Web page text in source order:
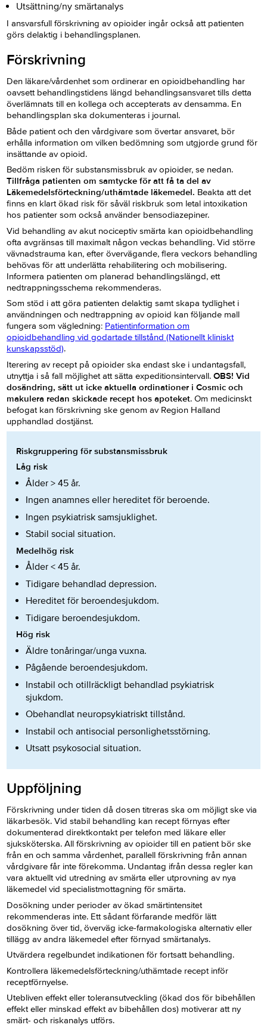
Utsättning/ny smärtanalys
I ansvarsfull förskrivning av opioider ingår också att patienten
görs delaktig i behandlingsplanen.
Förskrivning
Den läkare/vårdenhet som ordinerar en opioidbehandling har
oavsett behandlingstidens längd behandlingsansvaret tills detta
överlämnats till en kollega och accepterats av densamma. En
behandlingsplan ska dokumenteras i journal.
Både patient och den vårdgivare som övertar ansvaret, bör
erhålla information om vilken bedömning som utgjorde grund för
insättande av opioid.
Bedöm risken för substansmissbruk av opioider, se nedan.
Tillfråga patienten om samtycke för att få ta del av
Läkemedelsförteckning/uthämtade läkemedel. Beakta att det
finns en klart ökad risk för såväl riskbruk som letal intoxikation
hos patienter som också använder bensodiazepiner.
Vid behandling av akut nociceptiv smärta kan opioidbehandling
ofta avgränsas till maximalt någon veckas behandling. Vid större
vävnadstrauma kan, efter övervägande, flera veckors behandling
behövas för att underlätta rehabilitering och mobilisering.
Informera patienten om planerad behandlingslängd, ett
nedtrappningsschema rekommenderas.
Som stöd i att göra patienten delaktig samt skapa tydlighet i
användningen och nedtrappning av opioid kan följande mall
fungera som vägledning: Patientinformation om
opioidbehandling vid godartade tillstånd (Nationellt kliniskt
kunskapsstöd).
Iterering av recept på opioider ska endast ske i undantagsfall,
utnyttja i så fall möjlighet att sätta expeditionsintervall.OBS! Vid
dosändring, sätt ut icke aktuella ordinationer i Cosmic och
makulera redan skickade recept hos apoteket. Om medicinskt
befogat kan förskrivning ske genom av Region Halland
upphandlad dostjänst.
Riskgruppering för substansmissbruk
Låg risk
Ålder > 45 år.
Ingen anamnes eller hereditet för beroende.
Ingen psykiatrisk samsjuklighet.
Stabil social situation.
Medelhög risk
Ålder < 45 år.
Tidigare behandlad depression.
Hereditet för beroendesjukdom.
Tidigare beroendesjukdom.
Hög risk
Äldre tonåringar/unga vuxna.
Pågående beroendesjukdom.
Instabil och otillräckligt behandlad psykiatrisk
sjukdom.
Obehandlat neuropsykiatriskt tillstånd.
Instabil och antisocial personlighetsstörning.
Utsatt psykosocial situation.
Uppföljning
Förskrivning under tiden då dosen titreras ska om möjligt ske via
läkarbesök. Vid stabil behandling kan recept förnyas efter
dokumenterad direktkontakt per telefon med läkare eller
sjuksköterska. All förskrivning av opioider till en patient bör ske
från en och samma vårdenhet, parallell förskrivning från annan
vårdgivare får inte förekomma. Undantag ifrån dessa regler kan
vara aktuellt vid utredning av smärta eller utprovning av nya
läkemedel vid specialistmottagning för smärta.
Dosökning under perioder av ökad smärtintensitet
rekommenderas inte. Ett sådant förfarande medför lätt
dosökning över tid, överväg icke-farmakologiska alternativ eller
tillägg av andra läkemedel efter förnyad smärtanalys.
Utvärdera regelbundet indikationen för fortsatt behandling.
Kontrollera läkemedelsförteckning/uthämtade recept inför
receptförnyelse.
Utebliven effekt eller toleransutveckling (ökad dos för bibehållen
effekt eller minskad effekt av bibehållen dos) motiverar att ny
smärt- och riskanalys utförs.